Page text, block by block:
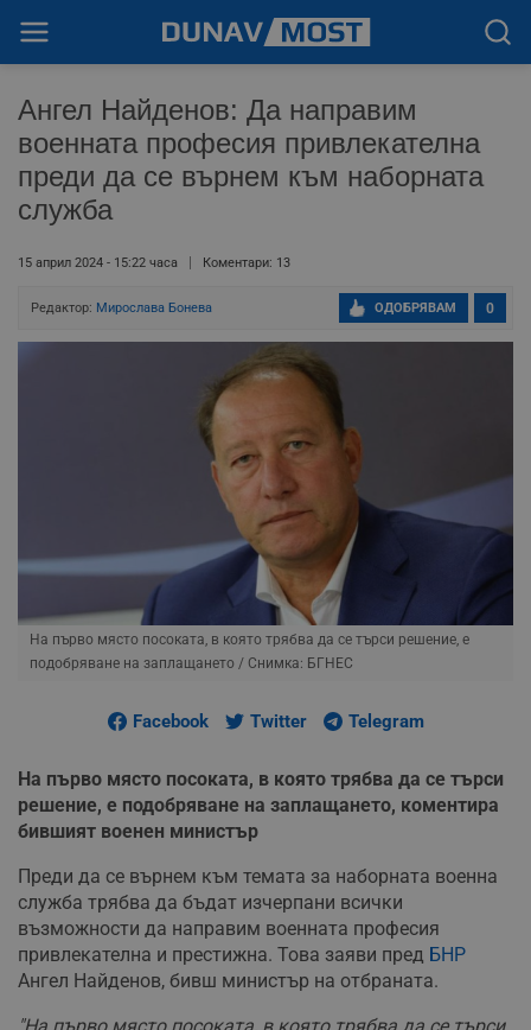
Ангел Найденов: Да направим
военната професия привлекателна
преди да се върнем към наборната
служба
15 април 2024 - 15:22 часа Коментари: 13
Редактор: Мирослава Бонева 0
ОДОБРЯВАМ
На първо място посоката, в която трябва да се търси решение, е
подобряване на заплащането / Снимка: БГНЕС
Facebook Twitter Telegram
На първо място посоката, в която трябва да се търси
решение, е подобряване на заплащането, коментира
бившият военен министър
Преди да се върнем към темата за наборната военна
служба трябва да бъдат изчерпани всички
възможности да направим военната професия
привлекателна и престижна. Това заяви пред БНР
Ангел Найденов, бивш министър на отбраната.